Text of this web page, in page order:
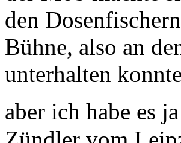
den
Bühne, also an
unterhalten
aber ich habe es